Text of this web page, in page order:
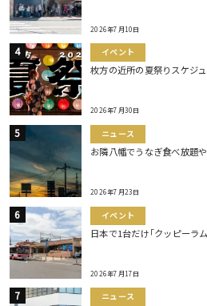
2026年7月10日
イベント
枚方の近所の夏祭りスケジ
2026年7月30日
ニュース
お隣八幡でうなぎ食べ放題や
2026年7月23日
イベント
日本で1台だけ｢クッピーラ
2026年7月17日
ニュース